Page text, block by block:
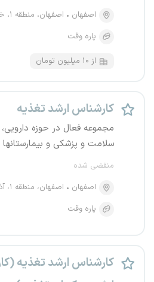
اصفهان
اصفهان، منطقه ۱، خلجا
پاره وقت
از ۱۰ میلیون تومان
کارشناس ارشد تغذیه
مجموعه فعال در حوزه
سلامت و پزشکی و بیمارستانها
منقضی شده
اصفهان
اصفهان، منطقه ۱، آذر
پاره وقت
کارشناس ارشد تغذیه